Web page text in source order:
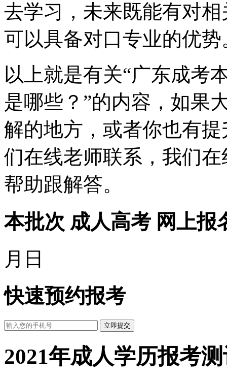
去学习，未来既能有对
可以具备对口专业的优势
以上就是有关“广东成考
是哪些？”的内容，如果
解的地方，或者你也有
们在线老师联系，我们
帮助跟解答。
本批次 成人高考 网上报
月 日
快速预约报考
立即提交
2021年成人学历报考